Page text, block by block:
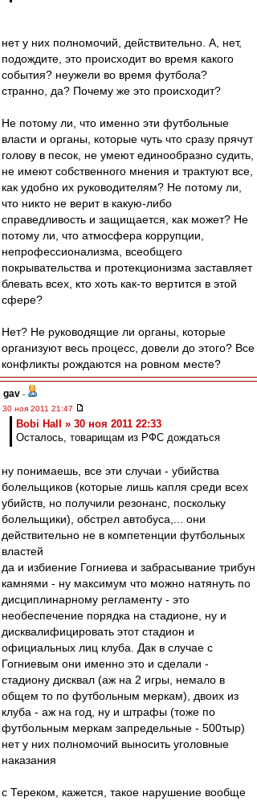
нет у них полномочий, действительно. А, нет,
подождите, это происходит во время какого
события? неужели во время футбола?
странно, да? Почему же это происходит?
Не потому ли, что именно эти футбольные
власти и органы, которые чуть что сразу прячут
голову в песок, не умеют единообразно судить,
не имеют собственного мнения и трактуют все,
как удобно их руководителям? Не потому ли,
что никто не верит в какую-либо
справедливость и защищается, как может? Не
потому ли, что атмосфера коррупции,
непрофессионализма, всеобщего
покрывательства и протекционизма заставляет
блевать всех, кто хоть как-то вертится в этой
сфере?
Нет? Не руководящие ли органы, которые
организуют весь процесс, довели до этого? Все
конфликты рождаются на ровном месте?
gav -
30 ноя 2011 21:47
Bobi Hall » 30 ноя 2011 22:33
Осталось, товарищам из РФС дождаться
ну понимаешь, все эти случаи - убийства
болельщиков (которые лишь капля среди всех
убийств, но получили резонанс, поскольку
болельщики), обстрел автобуса,... они
действительно не в компетенции футбольных
властей
да и избиение Гогниева и забрасывание трибун
камнями - ну максимум что можно натянуть по
дисциплинарному регламенту - это
необеспечение порядка на стадионе, ну и
дисквалифицировать этот стадион и
официальных лиц клуба. Дак в случае с
Гогниевым они именно это и сделали -
стадиону дисквал (аж на 2 игры, немало в
общем то по футбольным меркам), двоих из
клуба - аж на год, ну и штрафы (тоже по
футбольным меркам запредельные - 500тыр)
нет у них полномочий выносить уголовные
наказания
с Тереком, кажется, такое нарушение вообще